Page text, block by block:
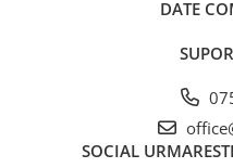
Pinion reductor transmisie
Simering, garnitura reductor
Arbore ax priza de putere
DATE
SOCIAL